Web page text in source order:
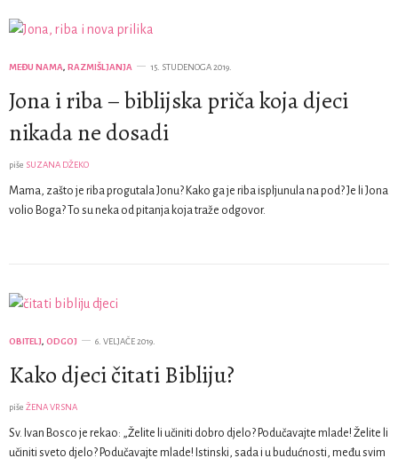
MEĐU NAMA, RAZMIŠLJANJA 15. STUDENOGA 2019.
Jona i riba – biblijska priča koja djeci
nikada ne dosadi
piše SUZANA DŽEKO
Mama, zašto je riba progutala Jonu? Kako ga je riba ispljunula na pod? Je li Jona
volio Boga? To su neka od pitanja koja traže odgovor.
OBITELJ, ODGOJ 6. VELJAČE 2019.
Kako djeci čitati Bibliju?
piše ŽENA VRSNA
Sv. Ivan Bosco je rekao: „Želite li učiniti dobro djelo? Podučavajte mlade! Želite li
učiniti sveto djelo? Podučavajte mlade! Istinski, sada i u budućnosti, među svim